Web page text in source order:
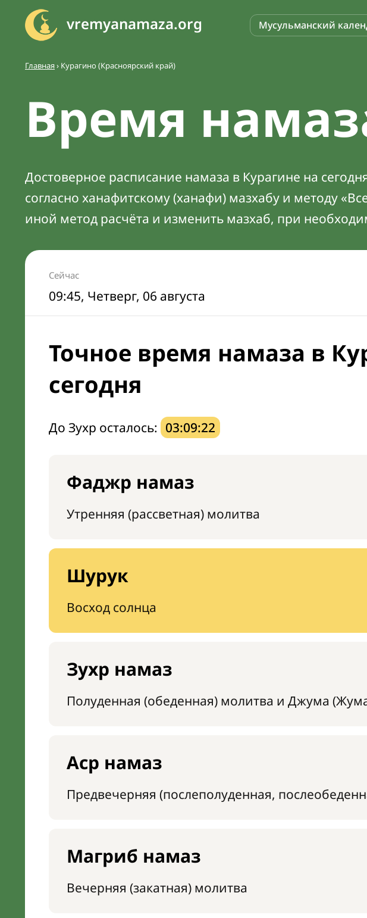
vremyanamaza.org Мусульманский
Главная› Курагино (Красноярский край)
Время
Достоверное расписание намаза в Курагине на
согласно ханафитскому (ханафи) мазхабу и методу
иной метод расчёта и изменить мазхаб, при
Сейчас
09:45, Четверг, 06 августа
Точное время намаза в
сегодня
До Зухр осталось: 03:09:21
Фаджр намаз
Утренняя (рассветная) молитва
Шурук
Восход солнца
Зухр намаз
Полуденная (обеденная) молитва и Джума
Аср намаз
Предвечерняя (послеполуденная,
Магриб намаз
Вечерняя (закатная) молитва